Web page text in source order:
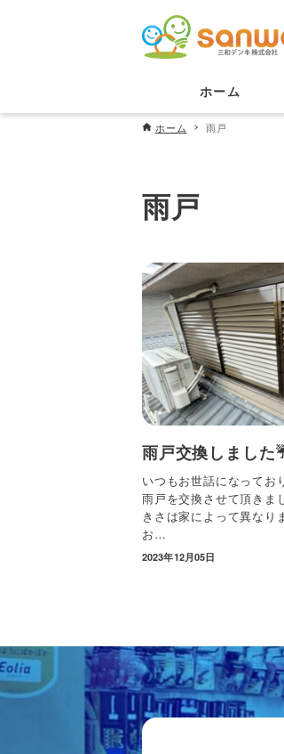
ホーム
ホーム 雨戸
雨戸
雨戸交換しました
いつもお世話になってお
雨戸を交換させて頂き
きさは家によって異なり
お…
2023年12月05日